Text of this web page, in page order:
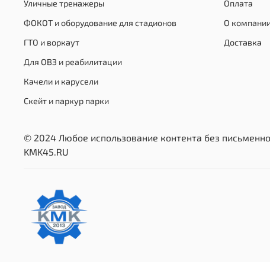
Уличные тренажеры
ФОКОТ и оборудование для стадионов
ГТО и воркаут
Для ОВЗ и реабилитации
Качели и карусели
Скейт и паркур парки
Оплата
О
Доставка
© 2024 Любое использование контента без
KMK45.RU